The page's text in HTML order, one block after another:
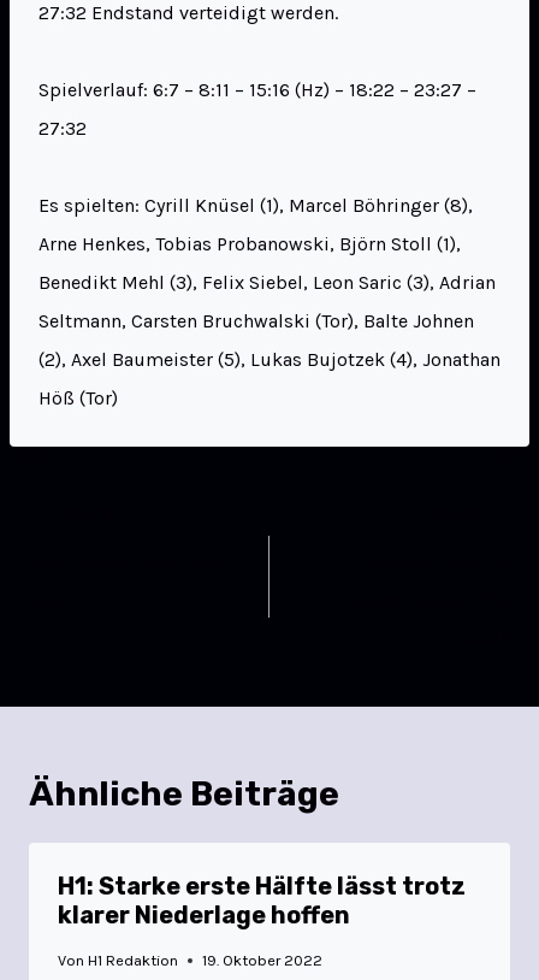
27:32 Endstand verteidigt werden.
Spielverlauf: 6:7 – 8:11 – 15:16 (Hz) – 18:22 – 23:27 –
27:32
Es spielten: Cyrill Knüsel (1), Marcel Böhringer (8),
Arne Henkes, Tobias Probanowski, Björn Stoll (1),
Benedikt Mehl (3), Felix Siebel, Leon Saric (3), Adrian
Seltmann, Carsten Bruchwalski (Tor), Balte Johnen
(2), Axel Baumeister (5), Lukas Bujotzek (4), Jonathan
Höß (Tor)
Ähnliche Beiträge
H1: Starke erste Hälfte lässt trotz
klarer Niederlage hoffen
Von H1 Redaktion 19. Oktober 2022